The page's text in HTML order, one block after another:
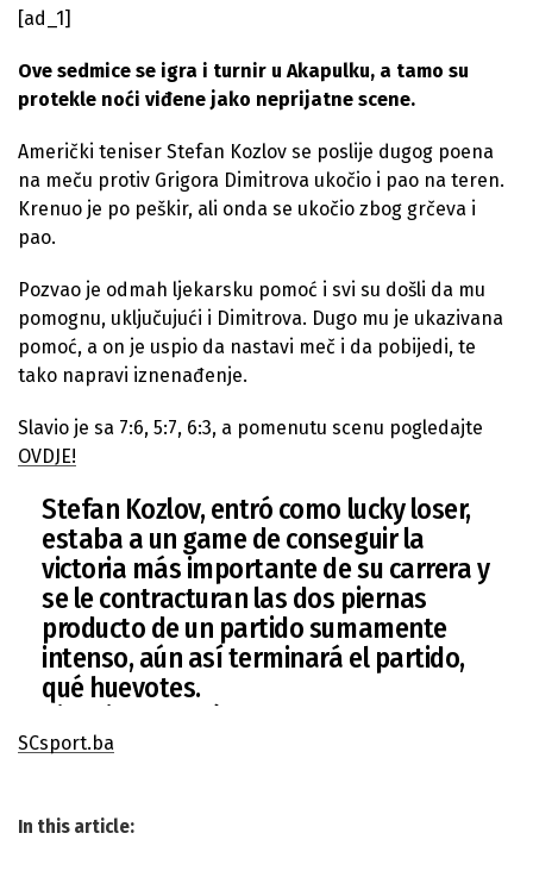
[ad_1]
Ove sedmice se igra i turnir u Akapulku, a tamo su
protekle noći viđene jako neprijatne scene.
Američki teniser Stefan Kozlov se poslije dugog poena
na meču protiv Grigora Dimitrova ukočio i pao na teren.
Krenuo je po peškir, ali onda se ukočio zbog grčeva i
pao.
Pozvao je odmah ljekarsku pomoć i svi su došli da mu
pomognu, uključujući i Dimitrova. Dugo mu je ukazivana
pomoć, a on je uspio da nastavi meč i da pobijedi, te
tako napravi iznenađenje.
Slavio je sa 7:6, 5:7, 6:3, a pomenutu scenu pogledajte
OVDJE!
Stefan Kozlov, entró como lucky loser,
estaba a un game de conseguir la
victoria más importante de su carrera y
se le contracturan las dos piernas
producto de un partido sumamente
intenso, aún así terminará el partido,
qué huevotes.
— 𝑴𝒂𝒓𝒊𝒐 𝑹𝒊𝒗𝒆𝒓𝒆𝒕𝒕𝒊 (@Riverettii)
SCsport.ba
In this article: